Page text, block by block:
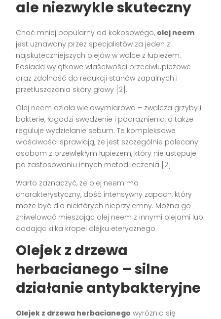
ale niezwykle skuteczny
Choć mniej popularny od kokosowego, olej neem
jest uznawany przez specjalistów za jeden z
najskuteczniejszych olejów w walce z łupieżem.
Posiada wyjątkowe właściwości przeciwłupieżowe
oraz zdolność do redukcji stanów zapalnych i
przetłuszczania skóry głowy [2].
Olej neem działa wielowymiarowo – zwalcza grzyby i
bakterie, łagodzi swędzenie i podrażnienia, a także
reguluje wydzielanie sebum. Te kompleksowe
właściwości sprawiają, że jest szczególnie polecany
osobom z przewlekłym łupieżem, który nie ustępuje
po zastosowaniu innych metod leczenia [2].
Warto zaznaczyć, że olej neem ma
charakterystyczny, dość intensywny zapach, który
może być dla niektórych nieprzyjemny. Można go
zniwelować mieszając olej neem z innymi olejami lub
dodając kilka kropel olejku eterycznego.
Olejek z drzewa
herbacianego – silne
działanie antybakteryjne
Olejek z drzewa herbacianego wyróżnia się